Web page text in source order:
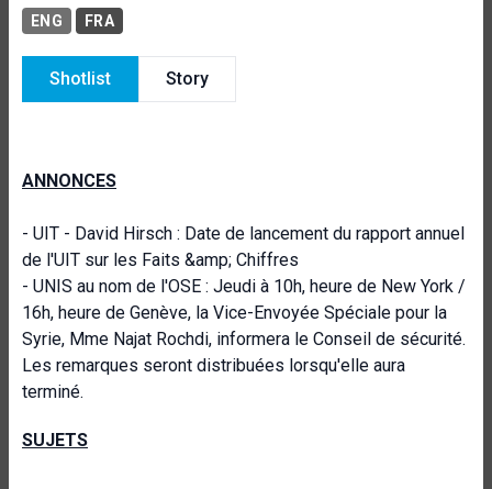
ENG FRA
Shotlist Story
ANNONCES
- UIT - David Hirsch : Date de lancement du rapport annuel
de l'UIT sur les Faits &amp; Chiffres
- UNIS au nom de l'OSE : Jeudi à 10h, heure de New York /
16h, heure de Genève, la Vice-Envoyée Spéciale pour la
Syrie, Mme Najat Rochdi, informera le Conseil de sécurité.
Les remarques seront distribuées lorsqu'elle aura
terminé.
SUJETS